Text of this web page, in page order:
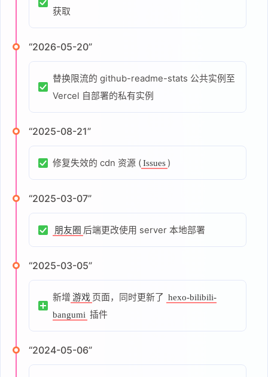
获取
“2026-05-20”
替换限流的 github-readme-stats 公共实例至
Vercel 自部署的私有实例
“2025-08-21”
修复失效的 cdn 资源 (Issues )
“2025-03-07”
朋友圈 后端更改使用 server 本地部署
“2025-03-05”
新增 游戏 页面，同时更新了 hexo-bilibili-
bangumi 插件
“2024-05-06”